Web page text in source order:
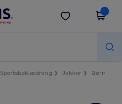
Hent app
Sportsbeklædning Jakker
Børn